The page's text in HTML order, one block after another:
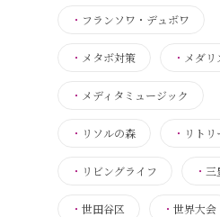
・ フランソワ・デュボワ
・ メタボ対策 ・ メダリ
・ メディタミュージック
・ リソルの森 ・ リトリ
・ リビングライフ ・ 三
・ 世田谷区 ・ 世界大会